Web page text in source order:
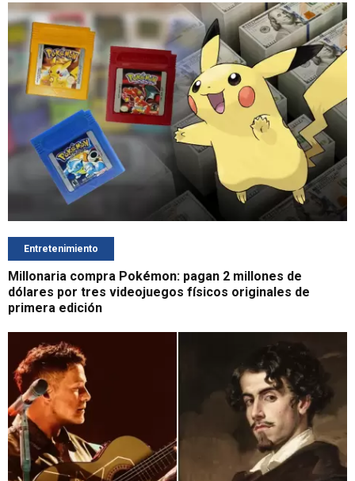
Entretenimiento
Millonaria compra Pokémon: pagan 2 millones de
dólares por tres videojuegos físicos originales de
primera edición